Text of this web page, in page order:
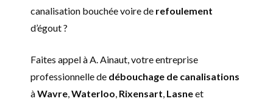
canalisation bouchée voire de refoulement
d’égout ?
Faites appel à A. Ainaut, votre entreprise
professionnelle de débouchage de canalisations
àWavre,Waterloo, Rixensart, Lasneet